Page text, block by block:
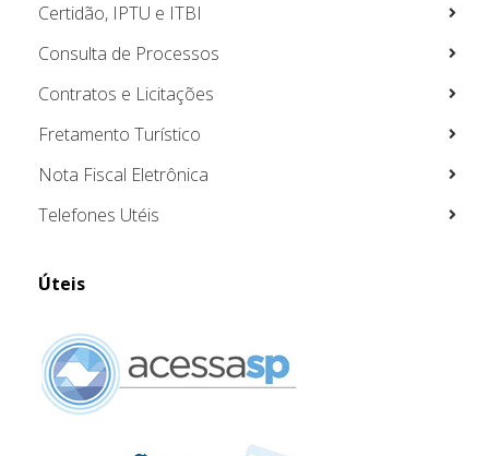
Certidão, IPTU e ITBI
Consulta de Processos
Contratos e Licitações
Fretamento Turístico
Nota Fiscal Eletrônica
Telefones Utéis
Úteis